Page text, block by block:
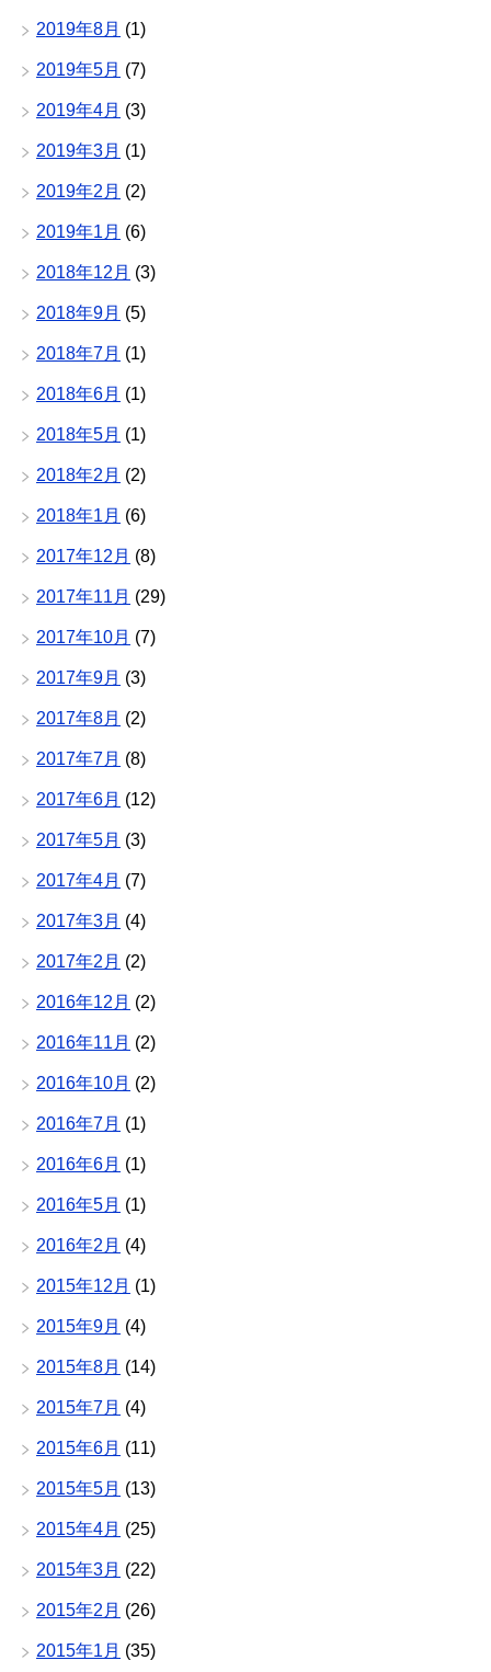
2019年8月 (1)
2019年5月 (7)
2019年4月 (3)
2019年3月 (1)
2019年2月 (2)
2019年1月 (6)
2018年12月 (3)
2018年9月 (5)
2018年7月 (1)
2018年6月 (1)
2018年5月 (1)
2018年2月 (2)
2018年1月 (6)
2017年12月 (8)
2017年11月 (29)
2017年10月 (7)
2017年9月 (3)
2017年8月 (2)
2017年7月 (8)
2017年6月 (12)
2017年5月 (3)
2017年4月 (7)
2017年3月 (4)
2017年2月 (2)
2016年12月 (2)
2016年11月 (2)
2016年10月 (2)
2016年7月 (1)
2016年6月 (1)
2016年5月 (1)
2016年2月 (4)
2015年12月 (1)
2015年9月 (4)
2015年8月 (14)
2015年7月 (4)
2015年6月 (11)
2015年5月 (13)
2015年4月 (25)
2015年3月 (22)
2015年2月 (26)
2015年1月 (35)